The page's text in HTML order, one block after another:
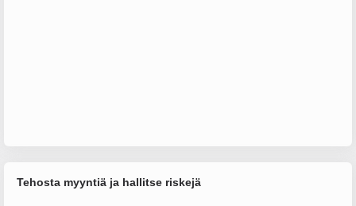
Tehosta myyntiä ja hallitse riskejä